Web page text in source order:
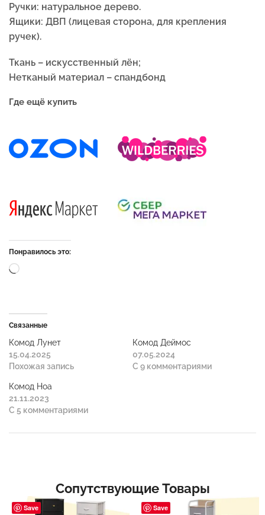
Ручки: натуральное дерево.
Ящики: ДВП (лицевая сторона, для крепления
ручек).
Ткань – искусственный лён;
Нетканый материал – спандбонд
Где ещё купить
Понравилось это:
Связанные
Комод Лунет
15.04.2025
Похожая запись
Комод Деймос
07.05.2024
С 9 комментариями
Комод Ноа
21.11.2023
С 5 комментариями
Сопутствующие Товары
Save Save